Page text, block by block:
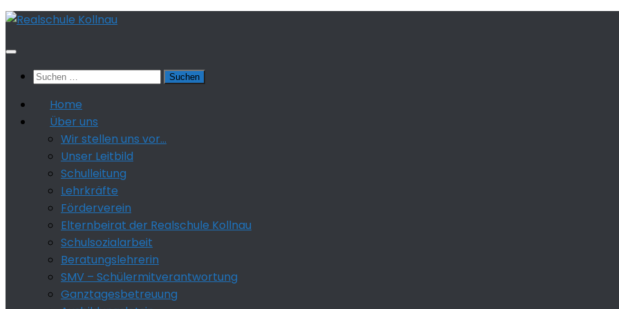
Zum
springen
Suchen
Home
Über uns
Wir stellen uns vor…
Unser Leitbild
Schulleitung
Lehrkräfte
Förderverein
Elternbeirat der Realschule Kollnau
Schulsozialarbeit
Beratungslehrerin
SMV – Schülermitverantwortung
Ganztagesbetreuung